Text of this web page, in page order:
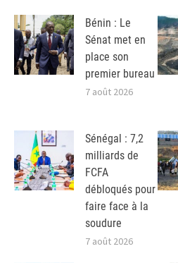
Bénin : Le
Sénat met en
place son
premier bureau
7 août 2026
Sénégal : 7,2
milliards de
FCFA
débloqués pour
faire face à la
soudure
7 août 2026